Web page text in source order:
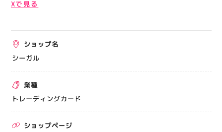
出店をご検討の方へ
テナント出店募集
催事出店募集
アティビジョンについて
Xで見る
ショップ名
シーガル
業種
トレーディングカード
ショップページ